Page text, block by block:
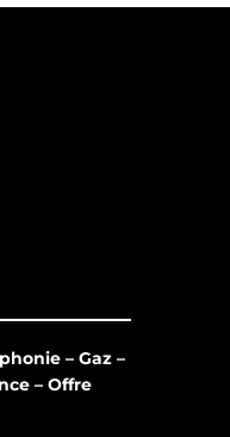
– Gaz –
– Offre